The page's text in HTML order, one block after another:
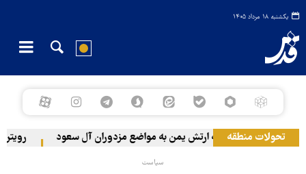
یکشنبه ۱۸ مرداد ۱۴۰۵
تحولات منطقهحمله ارتش یمن به مواضع مزدوران آل سعود رویترز: عربستان ۸۶ درصد از
سیاست